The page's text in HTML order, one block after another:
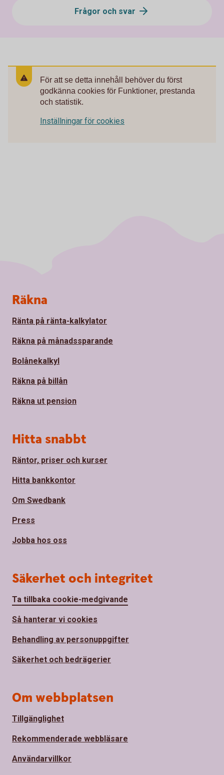
Frågor och svar
För att se detta innehåll behöver du först
godkänna cookies för Funktioner, prestanda
och statistik.
Inställningar för cookies
Sidfot
Räkna
Ränta på ränta-kalkylator
Räkna på månadssparande
Bolånekalkyl
Räkna på billån
Räkna ut pension
Hitta snabbt
Räntor, priser och kurser
Hitta bankkontor
Om Swedbank
Press
Jobba hos oss
Säkerhet och integritet
Ta tillbaka cookie-medgivande
Så hanterar vi cookies
Behandling av personuppgifter
Säkerhet och bedrägerier
Om webbplatsen
Tillgänglighet
Rekommenderade webbläsare
Användarvillkor